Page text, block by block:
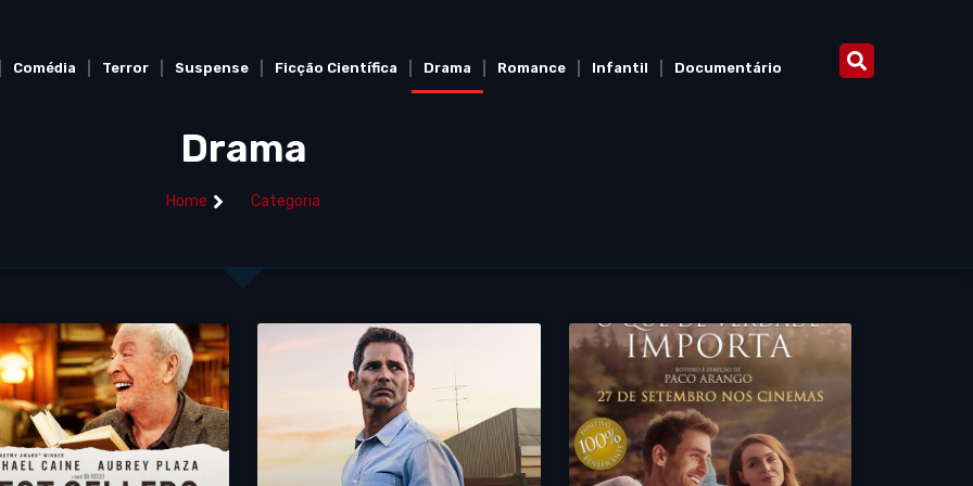
Comédia Terror Suspense Ficção Científica Drama Romance Infantil Documentário
Drama
Home Categoria